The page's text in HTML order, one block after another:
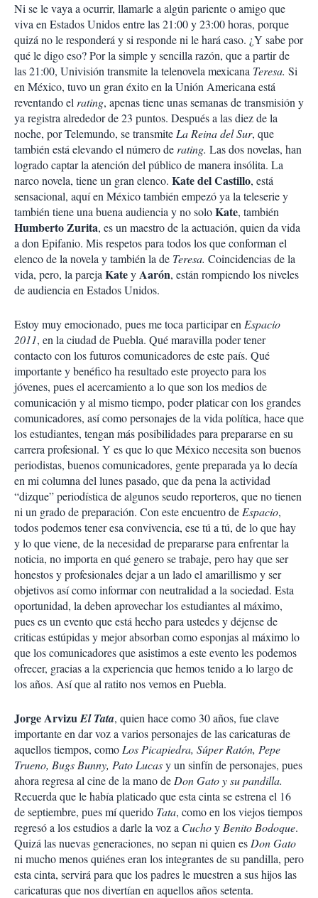
o
m
p
a
r
t
i
r
Ni se le vaya a ocurrir, llamarle a algún pariente o amigo que
viva en Estados Unidos entre las 21:00 y 23:00 horas, porque
quizá no le responderá y si responde ni le hará caso. ¿Y sabe por
qué le digo eso? Por la simple y sencilla razón, que a partir de
las 21:00, Univisión transmite la telenovela mexicana Teresa. Si
en México, tuvo un gran éxito en la Unión Americana está
reventando el rating, apenas tiene unas semanas de transmisión y
ya registra alrededor de 23 puntos. Después a las diez de la
noche, por Telemundo, se transmite La Reina del Sur, que
también está elevando el número de rating. Las dos novelas, han
logrado captar la atención del público de manera insólita. La
narco novela, tiene un gran elenco. Kate del Castillo, está
sensacional, aquí en México también empezó ya la teleserie y
también tiene una buena audiencia y no soloKate, también
Humberto Zurita, es un maestro de la actuación, quien da vida
a don Epifanio. Mis respetos para todos los que conforman el
elenco de la novela y también la de Teresa. Coincidencias de la
vida, pero, la pareja KateyAarón, están rompiendo los niveles
de audiencia en Estados Unidos.
Estoy muy emocionado, pues me toca participar en Espacio
2011, en la ciudad de Puebla. Qué maravilla poder tener
contacto con los futuros comunicadores de este país. Qué
importante y benéfico ha resultado este proyecto para los
jóvenes, pues el acercamiento a lo que son los medios de
comunicación y al mismo tiempo, poder platicar con los grandes
comunicadores, así como personajes de la vida política, hace que
los estudiantes, tengan más posibilidades para prepararse en su
carrera profesional. Y es que lo que México necesita son buenos
periodistas, buenos comunicadores, gente preparada ya lo decía
en mi columna del lunes pasado, que da pena la actividad
“dizque” periodística de algunos seudo reporteros, que no tienen
ni un grado de preparación. Con este encuentro de Espacio,
todos podemos tener esa convivencia, ese tú a tú, de lo que hay
y lo que viene, de la necesidad de prepararse para enfrentar la
noticia, no importa en qué genero se trabaje, pero hay que ser
honestos y profesionales dejar a un lado el amarillismo y ser
objetivos así como informar con neutralidad a la sociedad. Esta
oportunidad, la deben aprovechar los estudiantes al máximo,
pues es un evento que está hecho para ustedes y déjense de
criticas estúpidas y mejor absorban como esponjas al máximo lo
que los comunicadores que asistimos a este evento les podemos
ofrecer, gracias a la experiencia que hemos tenido a lo largo de
los años. Así que al ratito nos vemos en Puebla.
Jorge ArvizuEl Tata, quien hace como 30 años, fue clave
importante en dar voz a varios personajes de las caricaturas de
aquellos tiempos, como Los Picapiedra, Súper Ratón, Pepe
Trueno, Bugs Bunny, Pato Lucasy un sinfín de personajes, pues
ahora regresa al cine de la mano de Don Gato y su pandilla.
Recuerda que le había platicado que esta cinta se estrena el 16
de septiembre, pues mí querido Tata, como en los viejos tiempos
regresó a los estudios a darle la voz a Cuchoy Benito Bodoque.
Quizá las nuevas generaciones, no sepan ni quien es Don Gato
ni mucho menos quiénes eran los integrantes de su pandilla, pero
esta cinta, servirá para que los padres le muestren a sus hijos las
caricaturas que nos divertían en aquellos años setenta.